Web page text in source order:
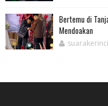
Bertemu di
Mendoakan